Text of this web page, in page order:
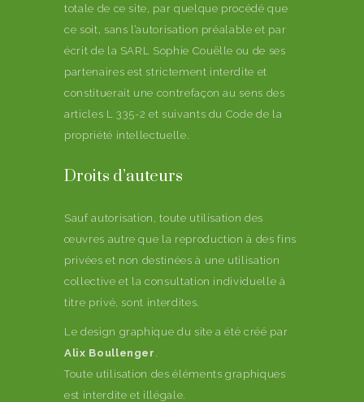
totale de ce site, par quelque procédé que
ce soit, sans l’autorisation préalable et par
écrit de la SARL Sophie Couëlle ou de ses
partenaires est strictement interdite et
constituerait une contrefaçon au sens des
articles L 335-2 et suivants du Code de la
propriété intellectuelle.
Droits d’auteurs
Sauf autorisation, toute utilisation des
œuvres autre que la reproduction à des fins
privées et non destinées à une utilisation
collective et la consultation individuelle à
titre privé, sont interdites.
Le design graphique du site a été créé par
Alix Boullenger .
Toute utilisation des éléments graphiques
est interdite et illégale.